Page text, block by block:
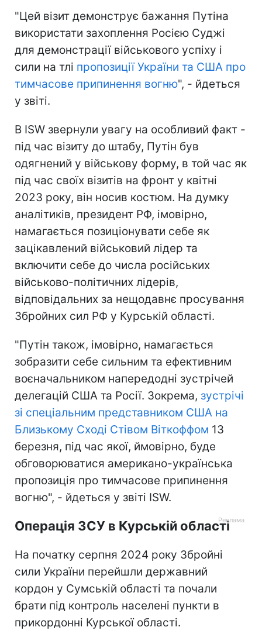
"Цей візит демонструє бажання Путіна
використати захоплення Росією Суджі
для демонстрації військового успіху і
сили на тлі пропозиції України та США про
тимчасове припинення вогню", - йдеться
у звіті.
В ISW звернули увагу на особливий факт -
під час візиту до штабу, Путін був
одягнений у військову форму, в той час як
під час своїх візитів на фронт у квітні
2023 року, він носив костюм. На думку
аналітиків, президент РФ, імовірно,
намагається позиціонувати себе як
зацікавлений військовий лідер та
включити себе до числа російських
військово-політичних лідерів,
відповідальних за нещодавнє просування
Збройних сил РФ у Курській області.
"Путін також, імовірно, намагається
зобразити себе сильним та ефективним
воєначальником напередодні зустрічей
делегацій США та Росії. Зокрема, зустрічі
зі спеціальним представником США на
Близькому Сході Стівом Віткоффом 13
березня, під час якої, ймовірно, буде
обговорюватися американо-українська
пропозиція про тимчасове припинення
вогню", - йдеться у звіті ISW.
Операція ЗСУ в Курській області
На початку серпня 2024 року Збройні
сили України перейшли державний
кордон у Сумській області та почали
брати під контроль населені пункти в
прикордонні Курської області.